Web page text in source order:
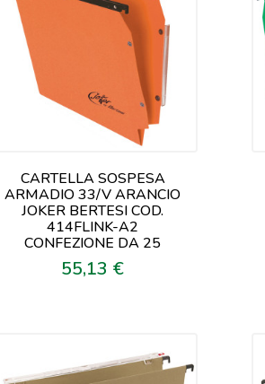
CARTELLA SOSPESA
ARMADIO 33/V ARANCIO
JOKER BERTESI COD.
414FLINK-A2
CONFEZIONE DA 25
Prezzo
55,13 €